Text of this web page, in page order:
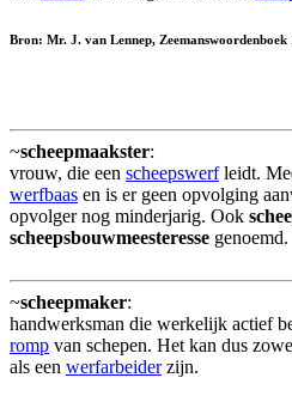
Bron: Mr. J. van Lennep,
~scheepmaakster:
vrouw, die een scheepswerfleidt.
werfbaas en is er geen opvolging
opvolger nog minderjarig. Ook
scheepsbouwmeesteresse genoemd.
~scheepmaker:
handwerksman die werkelijk actief
romp van schepen. Het kan dus
als een werfarbeiderzijn.